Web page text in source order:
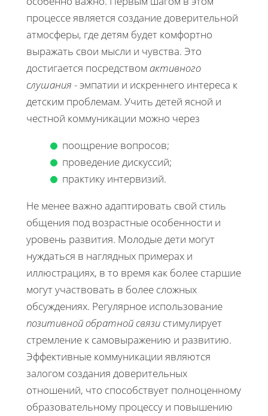
процессе является создание доверительной
атмосферы, где детям будет комфортно
выражать свои мысли и чувства. Это
достигается посредством активного
слушания - эмпатии и искреннего интереса к
детским проблемам. Учить детей ясной и
честной коммуникации можно через
поощрение вопросов;
проведение дискуссий;
практику интервизий.
Не менее важно адаптировать свой стиль
общения под возрастные особенности и
уровень развития. Молодые дети могут
нуждаться в наглядных примерах и
иллюстрациях, в то время как более старшие
могут участвовать в более сложных
обсуждениях. Регулярное использование
позитивной обратной связи стимулирует
стремление к самовыражению и развитию.
Эффективные коммуникации являются
залогом создания доверительных
отношений, что способствует полноценному
образовательному процессу и повышению